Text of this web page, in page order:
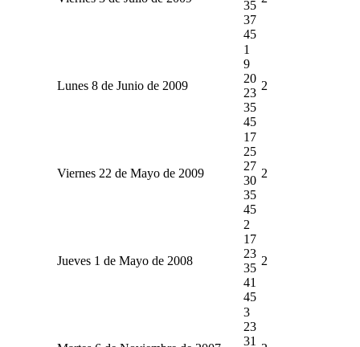
35
37
45
Lunes 8 de Junio de 2009
1
9
20
23
35
45
2
Viernes 22 de Mayo de 2009
17
25
27
30
35
45
2
Jueves 1 de Mayo de 2008
2
17
23
35
41
45
2
3
23
31